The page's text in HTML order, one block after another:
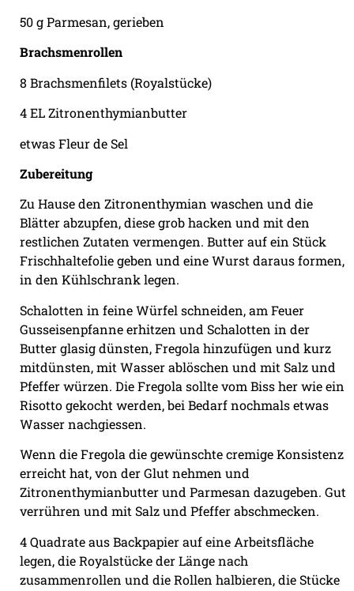
50 g Parmesan, gerieben
Brachsmenrollen
8 Brachsmenfilets (Royalstücke)
4 EL Zitronenthymianbutter
etwas Fleur de Sel
Zubereitung
Zu Hause den Zitronenthymian waschen und die
Blätter abzupfen, diese grob hacken und mit den
restlichen Zutaten vermengen. Butter auf ein Stück
Frischhaltefolie geben und eine Wurst daraus formen,
in den Kühlschrank legen.
Schalotten in feine Würfel schneiden, am Feuer
Gusseisenpfanne erhitzen und Schalotten in der
Butter glasig dünsten, Fregola hinzufügen und kurz
mitdünsten, mit Wasser ablöschen und mit Salz und
Pfeffer würzen. Die Fregola sollte vom Biss her wie ein
Risotto gekocht werden, bei Bedarf nochmals etwas
Wasser nachgiessen.
Wenn die Fregola die gewünschte cremige Konsistenz
erreicht hat, von der Glut nehmen und
Zitronenthymianbutter und Parmesan dazugeben. Gut
verrühren und mit Salz und Pfeffer abschmecken.
4 Quadrate aus Backpapier auf eine Arbeitsfläche
legen, die Royalstücke der Länge nach
zusammenrollen und die Rollen halbieren, die Stücke